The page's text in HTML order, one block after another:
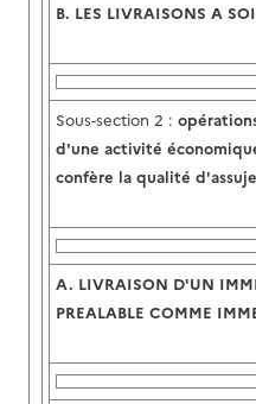
B. LES LIVRAISONS A
Sous-section 2 :
d'une activité
confère la qualité
A. LIVRAISON D'UN
PREALABLE COMME